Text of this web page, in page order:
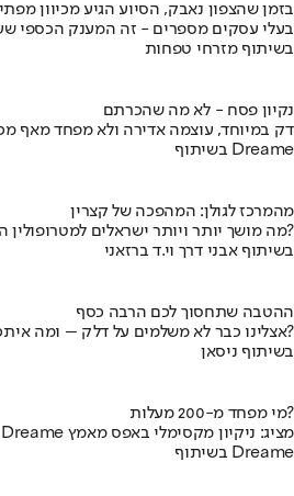
בזמן שהצפון נאבק, הסיוע הגיע מכיוון
בעלי עסקים מספרים - זה המענק הכספי
בשיתוף מזרחי טפחות
נקיון פסח - לא מה שהכרתם
דק במיוחד, עוצמה אדירה ולא מפחד מאף
בשיתוף Dreame
מהמרכז לגולן: המהפכה של קצרין
מה מושך יותר ויותר ישראלים למטרופולין המתפתח של האזור היפה במדינה?
בשיתוף אבני דרך וי.ד ברזאני
ההטבה שתחסוך לכם הרבה כסף
אצלינו כבר לא משלמים על דלק – ומה איתכם?
בשיתוף ניסאן
מי מפחד מ-200 מעלות?
השואב-שוטף החדש של Dreame מציג: ניקיון מקסימלי באפס מאמץ
בשיתוף Dreame